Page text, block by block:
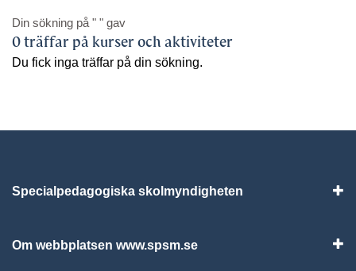
Din sökning på " " gav
0 träffar på kurser och aktiviteter
Du fick inga träffar på din sökning.
Specialpedagogiska skolmyndigheten
Om webbplatsen www.spsm.se